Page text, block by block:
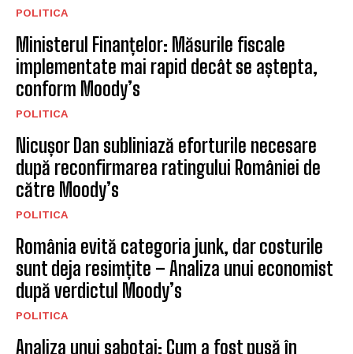
POLITICA
Ministerul Finanțelor: Măsurile fiscale
implementate mai rapid decât se aștepta,
conform Moody’s
POLITICA
Nicușor Dan subliniază eforturile necesare
după reconfirmarea ratingului României de
către Moody’s
POLITICA
România evită categoria junk, dar costurile
sunt deja resimțite – Analiza unui economist
după verdictul Moody’s
POLITICA
Analiza unui sabotaj: Cum a fost pusă în